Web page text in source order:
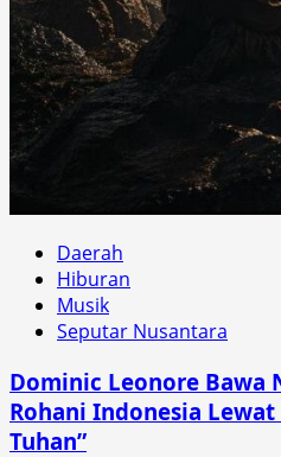
Daerah
Hiburan
Musik
Seputar Nusantara
Dominic Leonore Bawa
Rohani Indonesia
Tuhan”